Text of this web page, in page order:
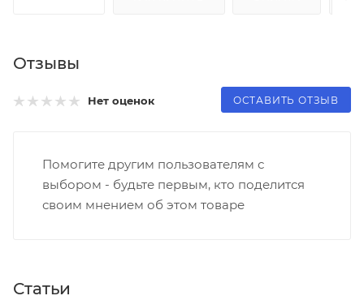
Отзывы
Нет оценок ОСТАВИТЬ ОТЗЫВ
Помогите другим пользователям с
выбором - будьте первым, кто поделится
своим мнением об этом товаре
Статьи